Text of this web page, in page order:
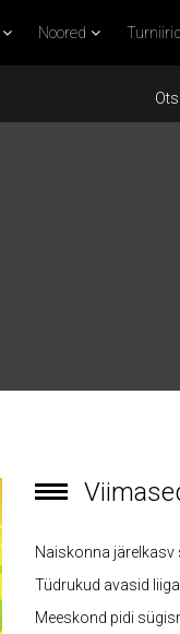
Noored Turniirid
Naiskonna
Tüdrukud avasid
Meeskond pidi